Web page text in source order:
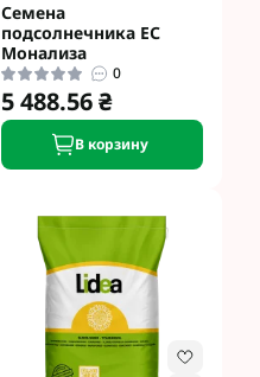
Семена
подсолнечника ЕС
Монализа
0
5 488.56 ₴
В корзину